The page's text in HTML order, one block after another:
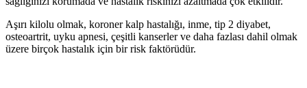
Aşırı kilolu olmak, koroner kalp hastalığı, inme, tip 2 diyabet,
osteoartrit, uyku apnesi, çeşitli kanserler ve daha fazlası dahil olmak
üzere birçok hastalık için bir risk faktörüdür.